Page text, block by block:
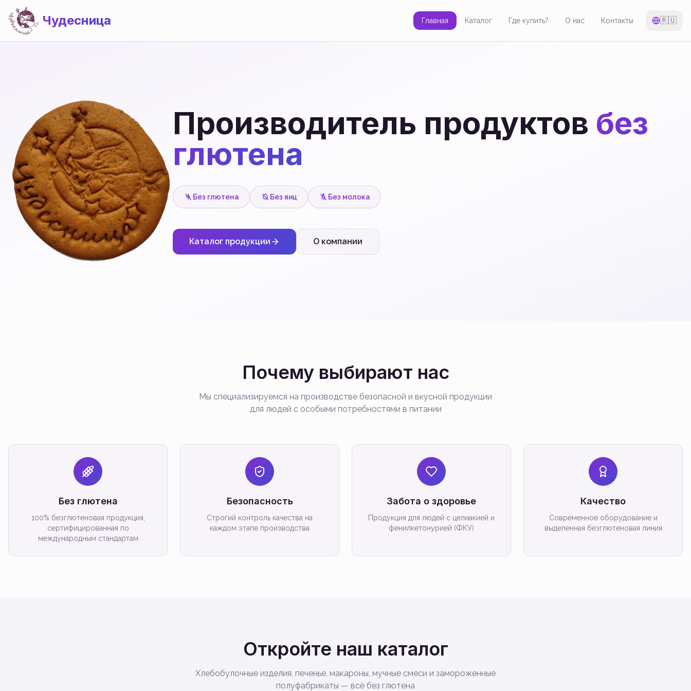
Чудесница Главная Каталог Где купить? О нас Контакты 🇷🇺
Производитель продуктов без
глютена
Без глютена Без яиц Без молока
Каталог продукции О компании
Почему выбирают нас
Мы специализируемся на производстве безопасной и вкусной продукции
для людей с особыми потребностями в питании
Без глютена
100% безглютеновая продукция,
сертифицированная по
международным стандартам
Безопасность
Строгий контроль качества на
каждом этапе производства
Забота о здоровье
Продукция для людей с целиакией и
фенилкетонурией (ФКУ)
Качество
Современное оборудование и
выделенная безглютеновая линия
Откройте наш каталог
Хлебобулочные изделия, печенье, макароны, мучные смеси и замороженные
полуфабрикаты — всё без глютена